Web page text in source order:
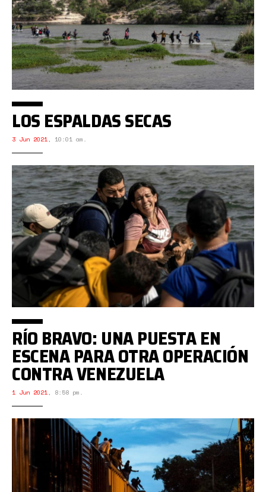
LOS ESPALDAS SECAS
3 Jun 2021, 10:01 am.
RÍO BRAVO: UNA PUESTA EN
ESCENA PARA OTRA OPERACIÓN
CONTRA VENEZUELA
1 Jun 2021, 8:58 pm.